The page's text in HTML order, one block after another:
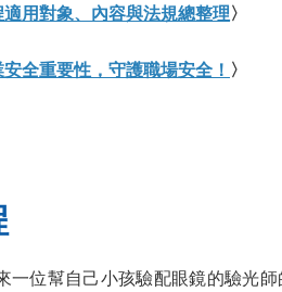
用對象、內容與法規總整理〉
全重要性，守護職場安全！ 〉
一位幫自己小孩驗配眼鏡的驗光